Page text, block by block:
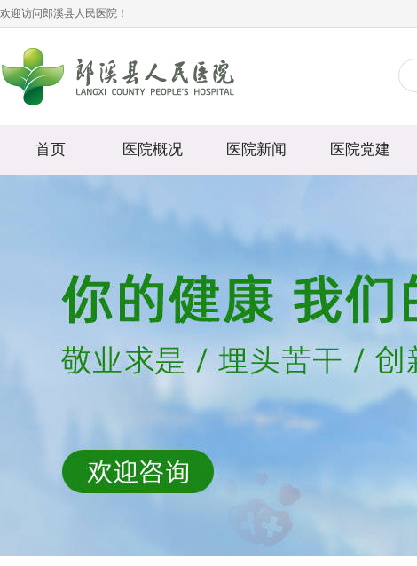
欢迎访问郎溪县人民医院！
首页 医院概况 医院新闻 医院党建